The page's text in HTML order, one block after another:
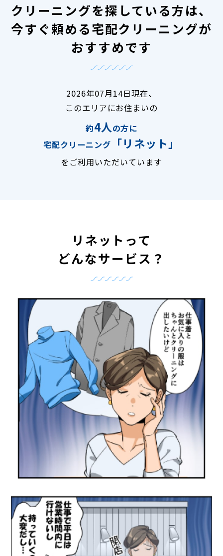
クリーニングを探している方は、
今すぐ頼める宅配クリーニングが
おすすめです
2026年07月14日現在、
このエリアにお住まいの
約4人の方に
宅配クリーニング
「リネット」
をご利用いただいています
リネットって
どんなサービス？